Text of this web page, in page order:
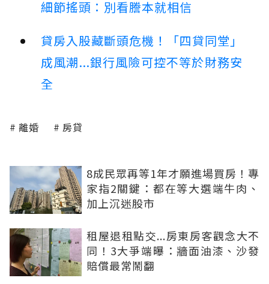
細節搖頭：別看謄本就相信
貸房入股藏斷頭危機！「四貸同堂」
成風潮...銀行風險可控不等於財務安
全
離婚 房貸
8成民眾再等1年才願進場買房！專
家指2關鍵：都在等大選端牛肉、
加上沉迷股市
租屋退租點交...房東房客觀念大不
同！3大爭端曝：牆面油漆、沙發
賠償最常鬧翻